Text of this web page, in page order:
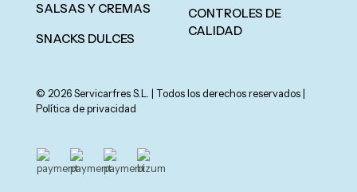
SALSAS Y CREMAS
SNACKS DULCES
CONTROLES DE
CALIDAD
© 2026 Servicarfres S.L. | Todos los derechos reservados |
Política de privacidad